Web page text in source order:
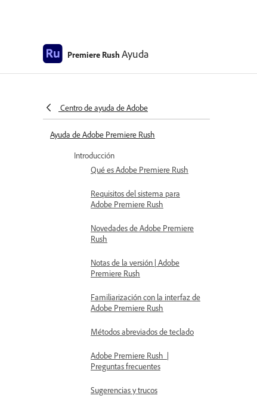
Premiere Rush Ayuda
Centro de ayuda de Adobe
Ayuda de Adobe Premiere Rush
Introducción
Qué es Adobe Premiere Rush
Requisitos del sistema para
Adobe Premiere Rush
Novedades de Adobe Premiere
Rush
Notas de la versión | Adobe
Premiere Rush
Familiarización con la interfaz de
Adobe Premiere Rush
Métodos abreviados de teclado
Adobe Premiere Rush |
Preguntas frecuentes
Sugerencias y trucos